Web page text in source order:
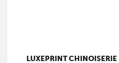
LUXEPRINT